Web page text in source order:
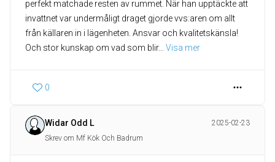
perfekt matchade resten av rummet. När han upptäckte att
invattnet var undermåligt draget gjorde vvs:aren om allt
från källaren in i lägenheten. Ansvar och kvalitetskänsla!
Och stor kunskap om vad som blir... Visa mer
0
Widar Odd L
2025-02-23
Skrev om Mf Kök Och Badrum